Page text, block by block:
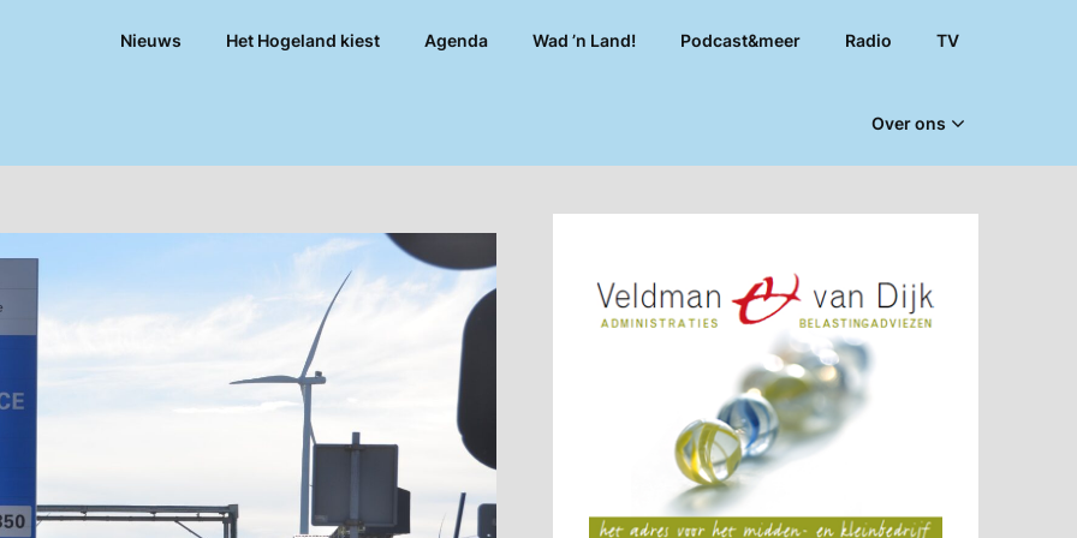
Nieuws Het Hogeland kiest Agenda Wad ’n Land! Podcast&meer Radio TV
Over ons